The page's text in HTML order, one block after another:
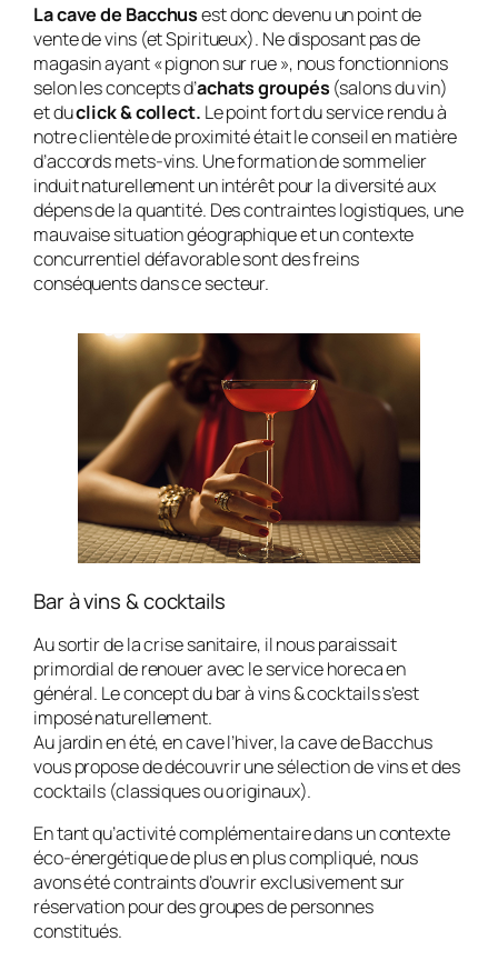
La cave de Bacchusest donc devenu un point de
vente de vins (et Spiritueux). Ne disposant pas de
magasin ayant « pignon sur rue », nous fonctionnions
selon les concepts d’achats groupés (salons du vin)
et duclick & collect. Le point fort du service rendu à
notre clientèle de proximité était le conseil en matière
d’accords mets-vins. Une formation de sommelier
induit naturellement un intérêt pour la diversité aux
dépens de la quantité. Des contraintes logistiques, une
mauvaise situation géographique et un contexte
concurrentiel défavorable sont des freins
conséquents dans ce secteur.
Bar à vins & cocktails
Au sortir de la crise sanitaire, il nous paraissait
primordial de renouer avec le service horeca en
général. Le concept du bar à vins & cocktails s’est
imposé naturellement.
Au jardin en été, en cave l’hiver, la cave de Bacchus
vous propose de découvrir une sélection de vins et des
cocktails (classiques ou originaux).
En tant qu’activité complémentaire dans un contexte
éco-énergétique de plus en plus compliqué, nous
avons été contraints d’ouvrir exclusivement sur
réservation pour des groupes de personnes
constitués.